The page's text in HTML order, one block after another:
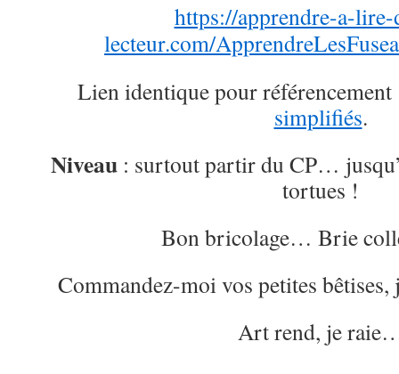
https://apprendre-a-
lecteur.com/
Lien identique pour
simplifiés.
Niveau : surtout partir du CP…
tortues !
Bon bricolage… Brie
Commandez-moi vos petites
Art rend, je